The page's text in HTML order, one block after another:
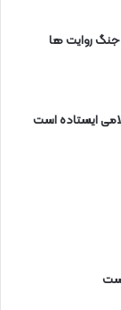
جنگ روایت ها
ایستاده است